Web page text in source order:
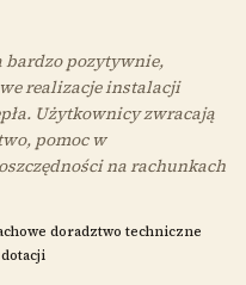
bardzo pozytywnie,
realizacje instalacji
Użytkownicy zwracają
pomoc w
na rachunkach
doradztwo techniczne